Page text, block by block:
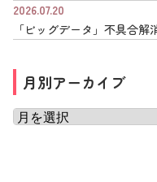
2026.07.20
「ビッグデータ」不具合
月別アーカイブ